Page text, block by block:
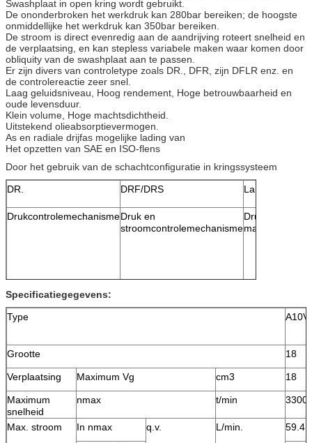
Swashplaat in open kring wordt gebruikt.
De ononderbroken het werkdruk kan 280bar bereiken; de hoogste
onmiddellijke het werkdruk kan 350bar bereiken.
De stroom is direct evenredig aan de aandrijving roteert snelheid en
de verplaatsing, en kan stepless variabele maken waar komen door
obliquity van de swashplaat aan te passen.
Er zijn divers van controletype zoals DR., DFR, zijn DFLR enz. en
de controlereactie zeer snel.
Laag geluidsniveau, Hoog rendement, Hoge betrouwbaarheid en
oude levensduur.
Klein volume, Hoge machtsdichtheid.
Uitstekend olieabsorptievermogen.
As en radiale drijfas mogelijke lading van
Het opzetten van SAE en ISO-flens
Door het gebruik van de schachtconfiguratie in kringssysteem
DR.
DRF/DRS La
DrukcontrolemechanismeDruk en
stroomcontrolemechanisme
Druk, stroom
Specificatiegegevens:
Type
Grootte 18
Verplaatsing Maximum Vg cm3 18
Maximum
snelheid
nmax t/min 3300
Max. stroom In nmax q.v. L/min. 59.4